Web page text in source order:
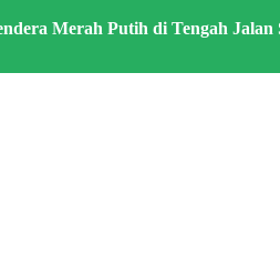
Merah Putih di Tengah Jalan